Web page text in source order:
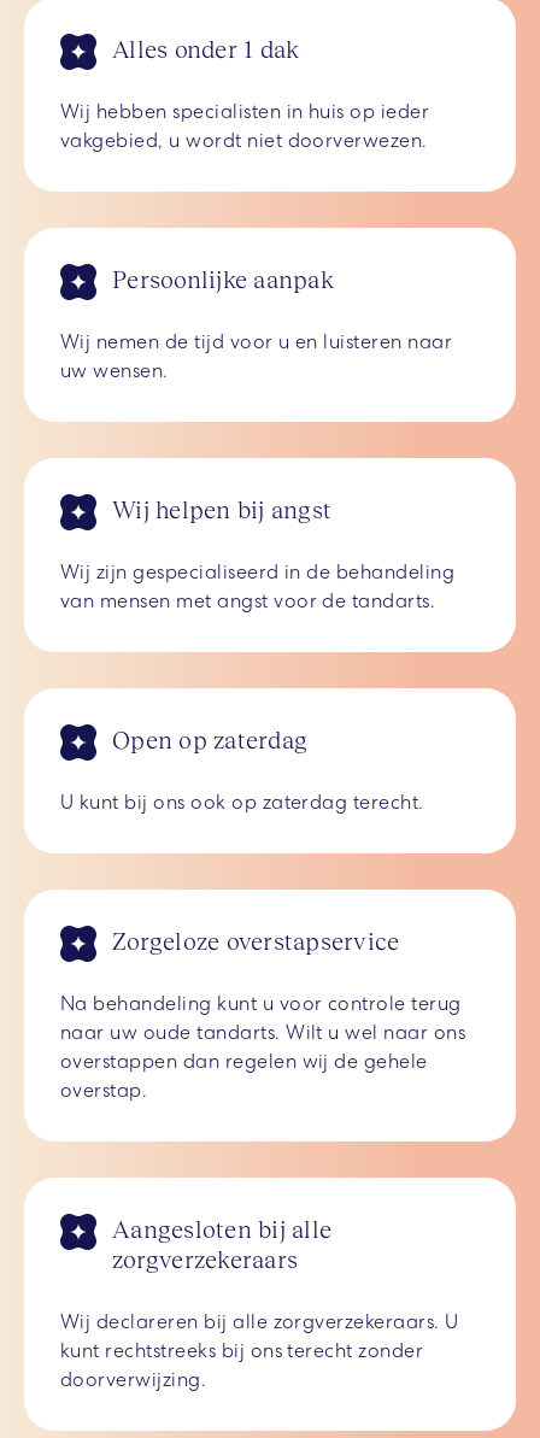
Alles onder 1 dak
Wij hebben specialisten in huis op ieder
vakgebied, u wordt niet doorverwezen.
Persoonlijke aanpak
Wij nemen de tijd voor u en luisteren naar
uw wensen.
Wij helpen bij angst
Wij zijn gespecialiseerd in de behandeling
van mensen met angst voor de tandarts.
Open op zaterdag
U kunt bij ons ook op zaterdag terecht.
Zorgeloze overstapservice
Na behandeling kunt u voor controle terug
naar uw oude tandarts. Wilt u wel naar ons
overstappen dan regelen wij de gehele
overstap.
Aangesloten bij alle
zorgverzekeraars
Wij declareren bij alle zorgverzekeraars. U
kunt rechtstreeks bij ons terecht zonder
doorverwijzing.